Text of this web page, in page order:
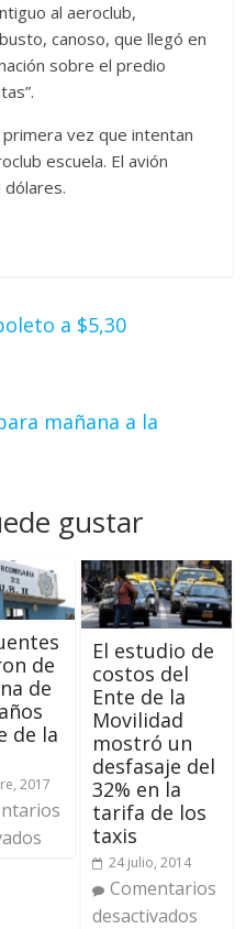
al aeroclub,
canoso, que llegó en
sobre el predio
vez que intentan
escuela. El avión
a $5,30
mañana a la
gustar
de
de
de la
2017
El estudio de
costos del
Ente de la
Movilidad
mostró un
desfasaje del
32% en la
tarifa de los
taxis
24 julio, 2014
Comentarios
desactivados